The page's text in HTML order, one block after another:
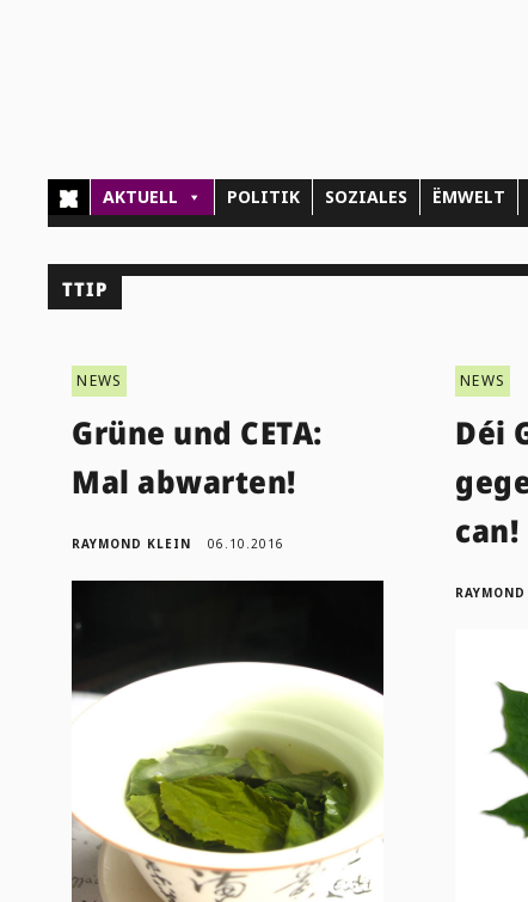
AKTUELL POLITIK SOZIALES ËMWELT
TTIP
NEWS
Grüne und CETA:
Mal abwarten!
RAYMOND KLEIN 06.10.2016
NEWS
Déi
can!